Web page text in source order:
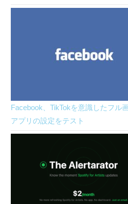
Facebook、TikTokを意識したフル
アプリの設定をテスト